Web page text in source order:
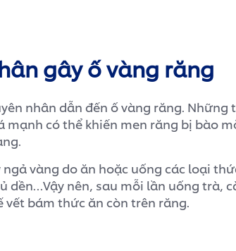
gây ố vàng răng
nhân dẫn đến ố vàng răng.
mạnh có thể khiến men răng bị bào
vàng do ăn hoặc uống các loại
dền…Vậy nên, sau mỗi lần uống trà,
vết bám thức ăn còn trên răng.